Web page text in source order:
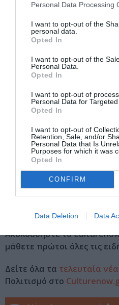
Personal Data Processing
I want to opt-out of the
personal data.
Opted In
I want to opt-out of the
Personal Data.
Opted In
I want to opt-out of
Personal Data for Targeted
Opted In
I want to opt-out of
Retention, Sale, and/or
Personal Data that Is
Purposes for which it was
Opted In
CONFIRM
Data Deletion Data
αναμετάδοση από την
Βαλλιάνειο Μέγαρο στην
φτάνοντας σε τουλάχιστον
Τέλος, συνεχίζονται όλο το
Ανάγνωσηςγια ενήλικες,
βιβλία που επέλεξε η
ενώ η βελτίωση της φυσικής
μέσα από αθλητικές δράσεις
διοργανώνει ο
Μοσχάτου-Ταύρου σε
Κυριακή 3 Οκτωβρίου.
Ταυτότητα
Ακολουθήστε το
μάθετε πρώτοι όλες τις
Δείτε όλα τα τελευταία νέα
Πολιτισμό στο